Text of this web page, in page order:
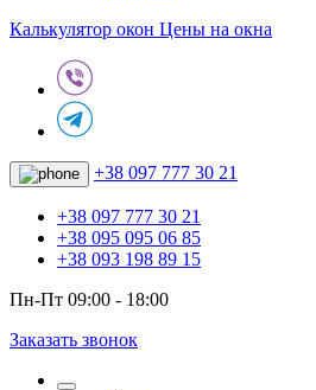
Калькулятор окон Цены на окна
+38 097 777 30 21
+38 097 777 30 21
+38 095 095 06 85
+38 093 198 89 15
Пн-Пт 09:00 - 18:00
Заказать звонок